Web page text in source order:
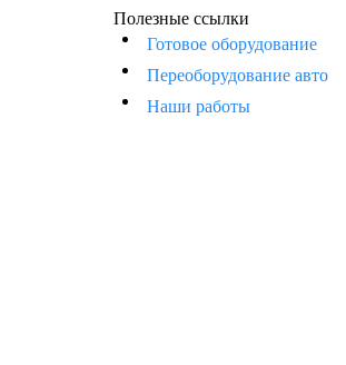
Полезные ссылки
Готовое оборудование
Переоборудование авто
Наши работы